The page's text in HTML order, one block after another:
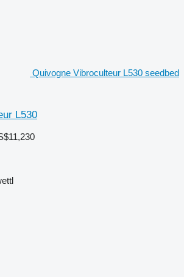
Quivogne Vibroculteur L530 seedbed
L530